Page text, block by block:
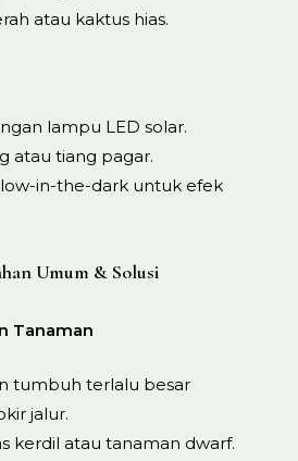
atau kaktus hias.
lampu LED solar.
atau tiang pagar.
in-the-dark untuk efek
Umum & Solusi
Tanaman
tumbuh terlalu besar
jalur.
kerdil atau tanaman dwarf.